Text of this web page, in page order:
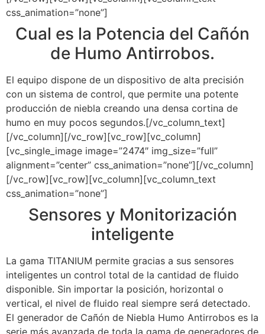
css_animation=”none”]
Cual es la Potencia del Cañón
de Humo Antirrobos.
El equipo dispone de un dispositivo de alta precisión
con un sistema de control, que permite una potente
producción de niebla creando una densa cortina de
humo en muy pocos segundos.[/vc_column_text]
[/vc_column][/vc_row][vc_row][vc_column]
[vc_single_image image=”2474″ img_size=”full”
alignment=”center” css_animation=”none”][/vc_column]
[/vc_row][vc_row][vc_column][vc_column_text
css_animation=”none”]
Sensores y Monitorización
inteligente
La gama TITANIUM permite gracias a sus sensores
inteligentes un control total de la cantidad de fluido
disponible. Sin importar la posición, horizontal o
vertical, el nivel de fluido real siempre será detectado.
El generador de Cañón de Niebla Humo Antirrobos es la
serie más avanzada de toda la gama de generadores de